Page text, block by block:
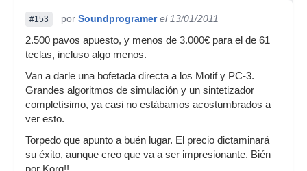
#153 por Soundprogramer el 13/01/2011
2.500 pavos apuesto, y menos de 3.000€ para el de 61
teclas, incluso algo menos.
Van a darle una bofetada directa a los Motif y PC-3.
Grandes algoritmos de simulación y un sintetizador
completísimo, ya casi no estábamos acostumbrados a
ver esto.
Torpedo que apunto a buén lugar. El precio dictaminará
su éxito, aunque creo que va a ser impresionante. Bién